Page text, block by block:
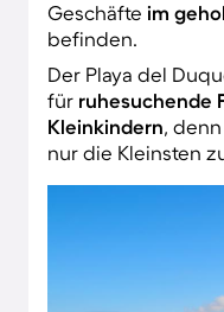
Geschäfte im
befinden.
Der Playa del
für ruhesuchende
Kleinkindern,
nur die Kleinsten